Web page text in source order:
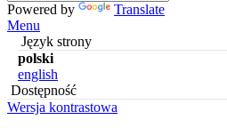
Powered by
Translate
Menu
Język strony
polski
english
Dostępność
Wersja kontrastowa